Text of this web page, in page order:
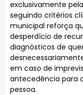
exclusivamente
seguindo critérios
municipal reforça
desperdício de
diagnósticos de
em caso de
antecedência para
pessoa.